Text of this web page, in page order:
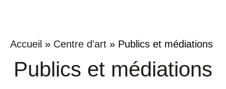
Accueil » Centre d'art » Publics et médiations
Publics et médiations